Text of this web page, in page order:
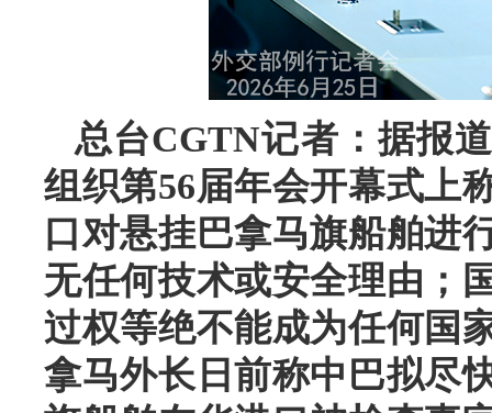
总台CGTN记者：据报
组织第56届年会开幕式上
口对悬挂巴拿马旗船舶进
无任何技术或安全理由；
过权等绝不能成为任何国
拿马外长日前称中巴拟尽